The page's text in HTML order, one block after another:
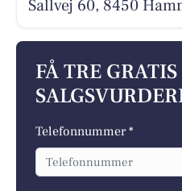
Sallvej 60, 8450
FÅ TRE GRATIS
Telefonnummer *